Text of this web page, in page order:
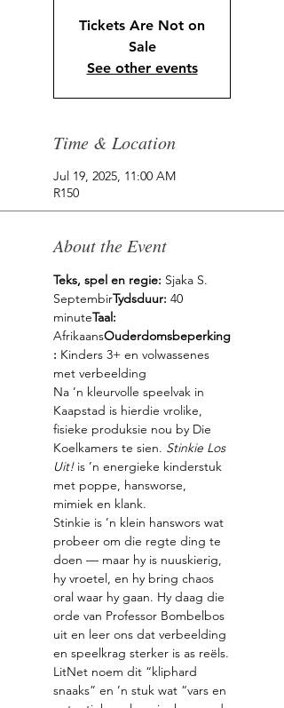
Tickets Are Not on
Sale
See other events
Time & Location
Jul 19, 2025, 11:00 AM
R150
About the Event
Teks, spel en regie: Sjaka S.
SeptembirTydsduur: 40
minuteTaal:
AfrikaansOuderdomsbeperking
: Kinders 3+ en volwassenes
met verbeelding
Na ’n kleurvolle speelvak in
Kaapstad is hierdie vrolike,
fisieke produksie nou by Die
Koelkamers te sien. Stinkie Los
Uit! is ’n energieke kinderstuk
met poppe, hansworse,
mimiek en klank.
Stinkie is ’n klein hanswors wat
probeer om die regte ding te
doen — maar hy is nuuskierig,
hy vroetel, en hy bring chaos
oral waar hy gaan. Hy daag die
orde van Professor Bombelbos
uit en leer ons dat verbeelding
en speelkrag sterker is as reëls.
LitNet noem dit “kliphard
snaaks” en ’n stuk wat “vars en